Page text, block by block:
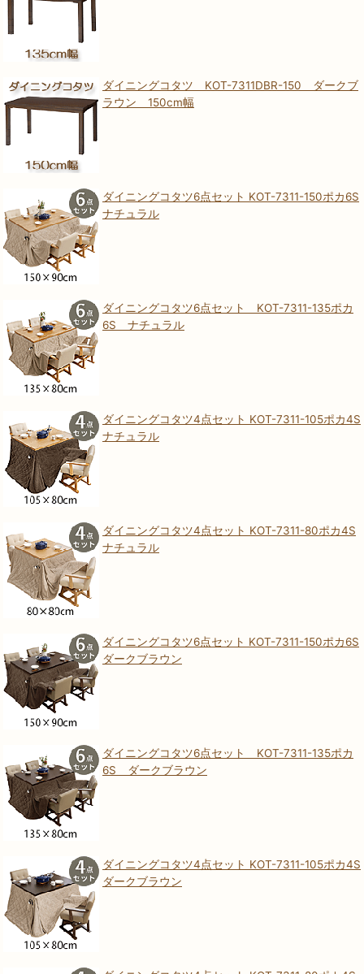
ダイニングコタツ KOT-7311DBR-150 ダークブ
ラウン 150cm幅
ダイニングコタツ6点セット KOT-7311-150ポカ6S
ナチュラル
ダイニングコタツ6点セット KOT-7311-135ポカ
6S ナチュラル
ダイニングコタツ4点セット KOT-7311-105ポカ4S
ナチュラル
ダイニングコタツ4点セット KOT-7311-80ポカ4S
ナチュラル
ダイニングコタツ6点セット KOT-7311-150ポカ6S
ダークブラウン
ダイニングコタツ6点セット KOT-7311-135ポカ
6S ダークブラウン
ダイニングコタツ4点セット KOT-7311-105ポカ4S
ダークブラウン